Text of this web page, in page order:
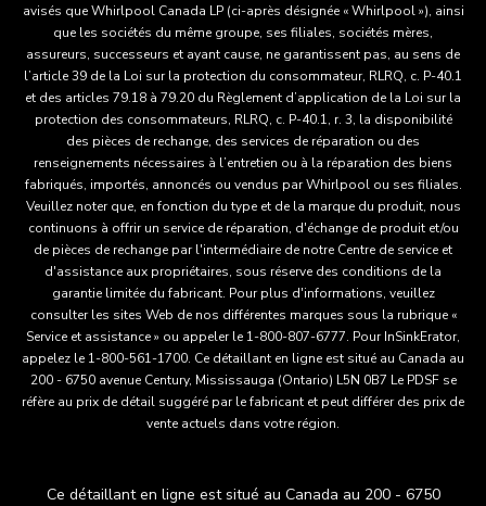
avisés que Whirlpool Canada LP (ci-après désignée « Whirlpool »), ainsi
que les sociétés du même groupe, ses filiales, sociétés mères,
assureurs, successeurs et ayant cause, ne garantissent pas, au sens de
l’article 39 de la Loi sur la protection du consommateur, RLRQ, c. P-40.1
et des articles 79.18 à 79.20 du Règlement d’application de la Loi sur la
protection des consommateurs, RLRQ, c. P-40.1, r. 3, la disponibilité
des pièces de rechange, des services de réparation ou des
renseignements nécessaires à l’entretien ou à la réparation des biens
fabriqués, importés, annoncés ou vendus par Whirlpool ou ses filiales.
Veuillez noter que, en fonction du type et de la marque du produit, nous
continuons à offrir un service de réparation, d'échange de produit et/ou
de pièces de rechange par l'intermédiaire de notre Centre de service et
d'assistance aux propriétaires, sous réserve des conditions de la
garantie limitée du fabricant. Pour plus d'informations, veuillez
consulter les sites Web de nos différentes marques sous la rubrique «
Service et assistance » ou appeler le 1-800-807-6777. Pour InSinkErator,
appelez le 1-800-561-1700. Ce détaillant en ligne est situé au Canada au
200 - 6750 avenue Century, Mississauga (Ontario) L5N 0B7 Le PDSF se
réfère au prix de détail suggéré par le fabricant et peut différer des prix de
vente actuels dans votre région.
Ce détaillant en ligne est situé au Canada au 200 - 6750